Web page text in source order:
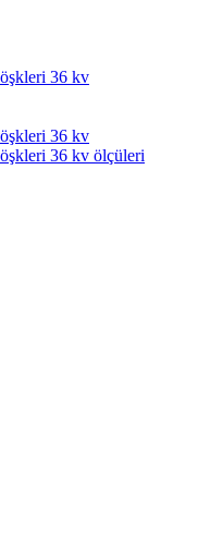
36 kv
36 kv
36 kv ölçüleri